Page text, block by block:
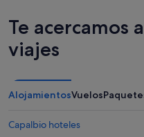
Te acercamos
viajes
AlojamientosVuelos
Capalbio hoteles